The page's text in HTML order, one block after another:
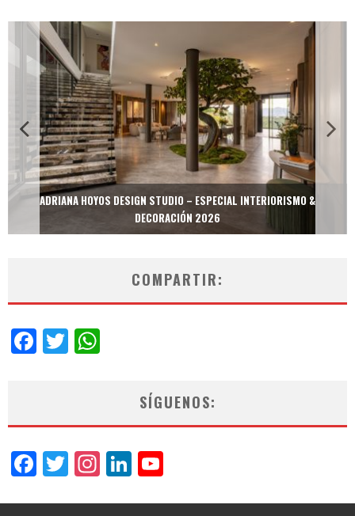
ADRIANA HOYOS DESIGN STUDIO – ESPECIAL INTERIORISMO &
DECORACIÓN 2026
COMPARTIR:
Facebook
Twitter
SÍGUENOS:
Facebook
Twitter
Instagram
LinkedIn